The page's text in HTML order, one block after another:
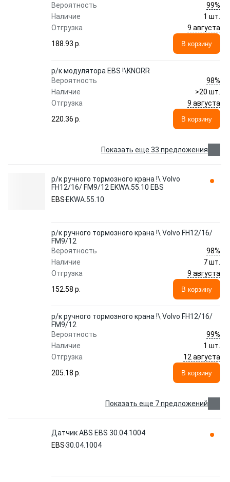
Вероятность
99%
Наличие
1 шт.
Отгрузка
9 августа
188.93 p.
В корзину
р/к модулятора EBS !\KNORR
Вероятность
98%
Наличие
>20 шт.
Отгрузка
9 августа
220.36 p.
В корзину
Показать еще 33 предложения
р/к ручного тормозного крана !\ Volvo
FH12/16/ FM9/12 EKWA.55.10 EBS
EBS EKWA.55.10
р/к ручного тормозного крана !\ Volvo FH12/16/
FM9/12
Вероятность
98%
Наличие
7 шт.
Отгрузка
9 августа
152.58 p.
В корзину
р/к ручного тормозного крана !\ Volvo FH12/16/
FM9/12
Вероятность
99%
Наличие
1 шт.
Отгрузка
12 августа
205.18 p.
В корзину
Показать еще 7 предложений
Датчик ABS EBS 30.04.1004
EBS30.04.1004